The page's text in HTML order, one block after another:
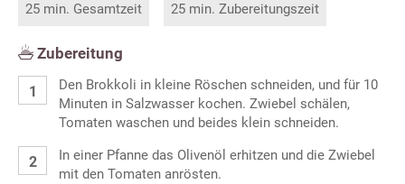
25 min. Gesamtzeit 25 min. Zubereitungszeit
Zubereitung
Den Brokkoli in kleine Röschen schneiden, und für 10
Minuten in Salzwasser kochen. Zwiebel schälen,
Tomaten waschen und beides klein schneiden.
In einer Pfanne das Olivenöl erhitzen und die Zwiebel
mit den Tomaten anrösten.